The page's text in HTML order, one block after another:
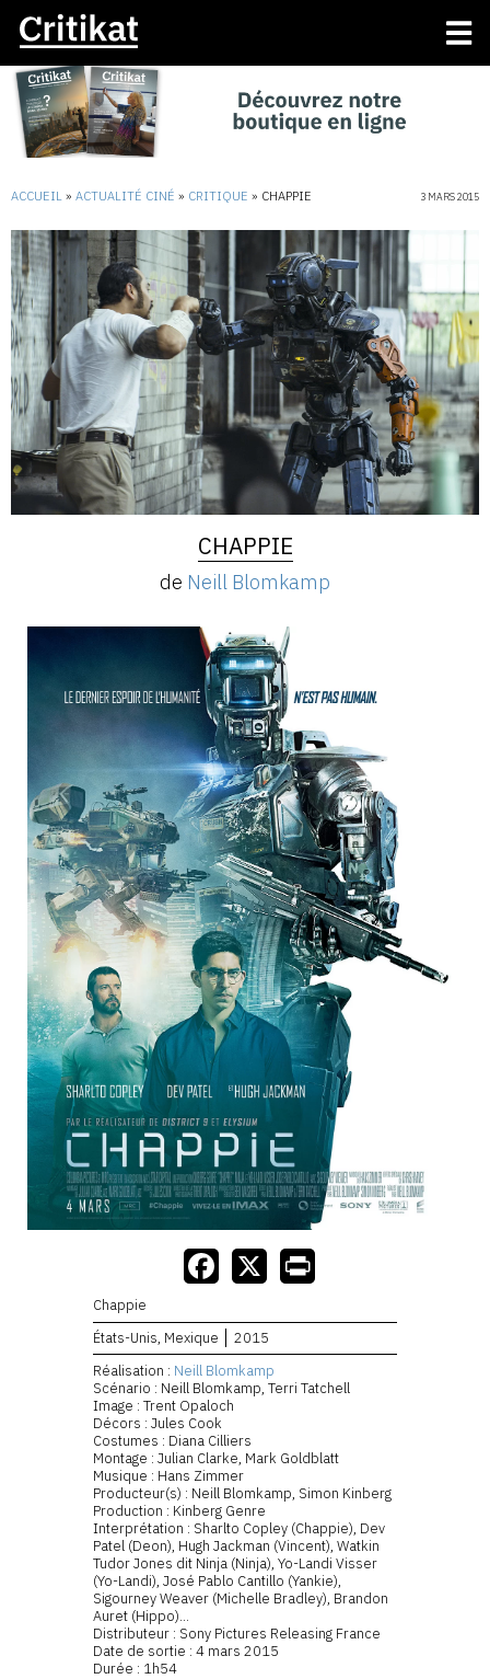
ACCUEIL » ACTUALITÉ CINÉ » CRITIQUE » CHAPPIE 3 MARS 2015
CHAPPIE
de Neill Blomkamp
Chappie
États-Unis, Mexique
2015
Réalisation : Neill Blomkamp
Scénario : Neill Blomkamp, Terri Tatchell
Image : Trent Opaloch
Décors : Jules Cook
Costumes : Diana Cilliers
Montage : Julian Clarke, Mark Goldblatt
Musique : Hans Zimmer
Producteur(s) : Neill Blomkamp, Simon Kinberg
Production : Kinberg Genre
Interprétation : Sharlto Copley (Chappie), Dev
Patel (Deon), Hugh Jackman (Vincent), Watkin
Tudor Jones dit Ninja (Ninja), Yo-Landi Visser
(Yo-Landi), José Pablo Cantillo (Yankie),
Sigourney Weaver (Michelle Bradley), Brandon
Auret (Hippo)...
Distributeur : Sony Pictures Releasing France
Date de sortie : 4 mars 2015
Durée : 1h54